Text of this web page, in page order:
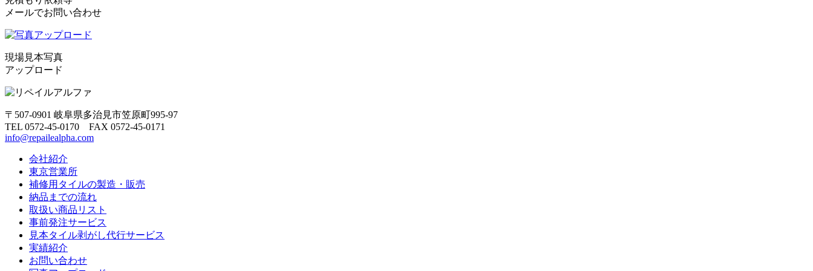
メールでお問い合わせ
現場見本写真
アップロード
〒507-0901 岐阜県多治見市笠原町995-97
TEL 0572-45-0170 FAX 0572-45-0171
info@repailealpha.com
会社紹介
東京営業所
補修用タイルの製造・販売
納品までの流れ
取扱い商品リスト
事前発注サービス
見本タイル剥がし代行サービス
実績紹介
お問い合わせ